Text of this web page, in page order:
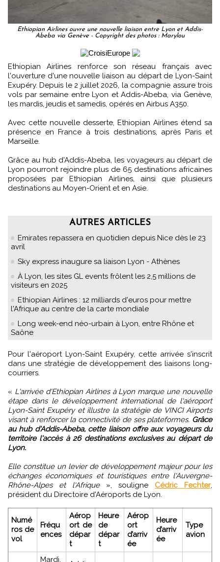
Ethiopian Airlines ouvre une nouvelle liaison entre Lyon et Addis-
Abeba via Genève - Copyright des photos : Marylou
Ethiopian Airlines renforce son réseau français avec
l'ouverture d'une nouvelle liaison au départ de Lyon-Saint
Exupéry. Depuis le 2 juillet 2026, la compagnie assure trois
vols par semaine entre Lyon et Addis-Abeba, via Genève,
les mardis, jeudis et samedis, opérés en Airbus A350.
Avec cette nouvelle desserte, Ethiopian Airlines étend sa
présence en France à trois destinations, après Paris et
Marseille.
Grâce au hub d'Addis-Abeba, les voyageurs au départ de
Lyon pourront rejoindre plus de 65 destinations africaines
proposées par Ethiopian Airlines, ainsi que plusieurs
destinations au Moyen-Orient et en Asie.
AUTRES ARTICLES
Emirates repassera en quotidien depuis Nice dès le 23
avril
Sky express inaugure sa liaison Lyon - Athènes
À Lyon, les sites GL events frôlent les 2,5 millions de
visiteurs en 2025
Ethiopian Airlines : 12 milliards d'euros pour mettre
l'Afrique au centre de la carte mondiale
Long week-end néo-urbain à Lyon, entre Rhône et
Saône
Pour l'aéroport Lyon-Saint Exupéry, cette arrivée s'inscrit
dans une stratégie de développement des liaisons long-
courriers.
« L'arrivée d'Ethiopian Airlines à Lyon marque une nouvelle
étape dans le développement international de l'aéroport
Lyon-Saint Exupéry et illustre la stratégie de VINCI Airports
visant à renforcer la connectivité de ses plateformes. Grâce
au hub d'Addis-Abeba, cette liaison offre aux voyageurs du
territoire l'accès à 26 destinations exclusives au départ de
Lyon.
Elle constitue un levier de développement majeur pour les
échanges économiques et touristiques entre l'Auvergne-
Rhône-Alpes et l'Afrique», souligne Cédric Fechter,
président du Directoire d'Aéroports de Lyon.
Numé
ros de
vol
Fréqu
ences
Aérop
ort de
dépar
t
Heure
de
dépar
t
Aérop
ort
d’arriv
ée
Heure
d’arriv
ée
Type
avion
Mardi,